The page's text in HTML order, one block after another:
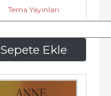
Sepete Ekle
Tema Yayınları
315,00